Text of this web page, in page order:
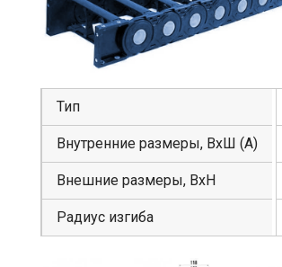
Тип
Внутренние размеры, ВхШ (А)
Внешние размеры, ВхН
Радиус изгиба